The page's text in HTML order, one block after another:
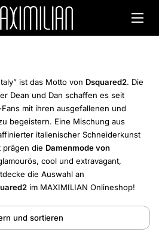
ist das Motto von Dsquared2. Die
Dean und Dan schaffen es seit
mit ihren ausgefallenen und
begeistern. Eine Mischung aus
italienischer Schneiderkunst
prägen die Damenmode von
cool und extravagant,
die Auswahl an
im MAXIMILIAN Onlineshop!
und sortieren